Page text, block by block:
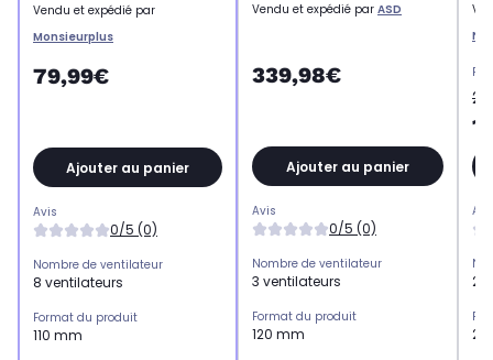
Vendu et expédié par
Monsieurplus
79,99€
Ajouter au panier
Avis
0/5 (0)
Nombre de ventilateur
8 ventilateurs
Format du produit
110 mm
Vendu et expédié par ASD
339,98€
Ajouter au panier
Avis
0/5 (0)
Nombre de ventilateur
3 ventilateurs
Format du produit
120 mm
2